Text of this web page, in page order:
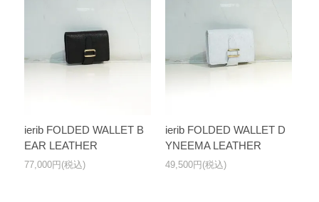
ierib FOLDED WALLET B
EAR LEATHER
77,000円(税込)
ierib FOLDED WALLET D
YNEEMA LEATHER
49,500円(税込)